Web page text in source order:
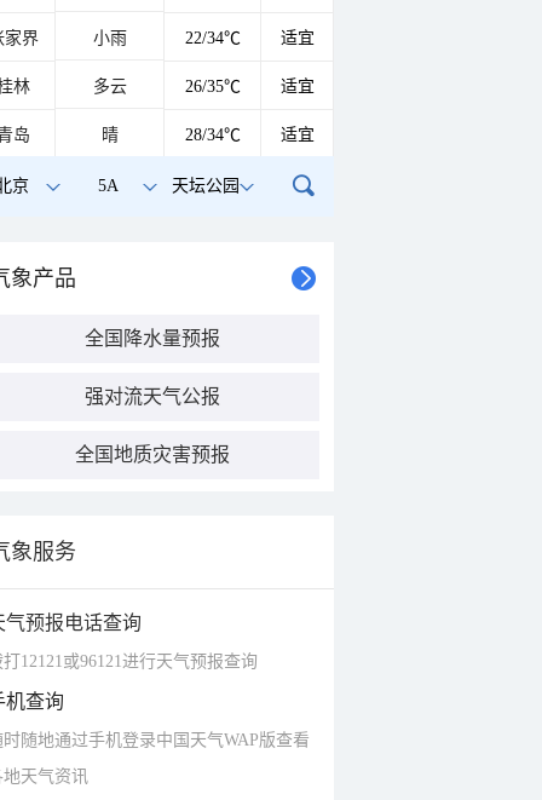
家界 小雨 22/34℃ 适宜
林 多云 26/35℃ 适宜
岛 晴 28/34℃ 适宜
京 5A 天坛公园
象产品
全国降水量预报
强对流天气公报
全国地质灾害预报
象服务
气预报电话查询
打12121或96121进行天气预报查询
机查询
时随地通过手机登录中国天气WAP版查看
地天气资讯